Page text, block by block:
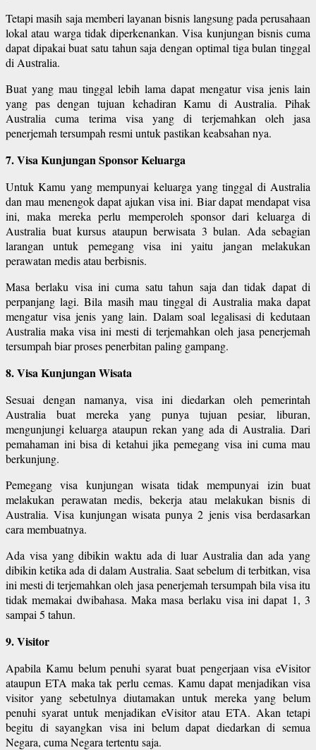
Tetapi masih saja memberi layanan bisnis langsung pada perusahaan
lokal atau warga tidak diperkenankan. Visa kunjungan bisnis cuma
dapat dipakai buat satu tahun saja dengan optimal tiga bulan tinggal
di Australia.
Buat yang mau tinggal lebih lama dapat mengatur visa jenis lain
yang pas dengan tujuan kehadiran Kamu di Australia. Pihak
Australia cuma terima visa yang di terjemahkan oleh jasa
penerjemah tersumpah resmi untuk pastikan keabsahan nya.
7. Visa Kunjungan Sponsor Keluarga
Untuk Kamu yang mempunyai keluarga yang tinggal di Australia
dan mau menengok dapat ajukan visa ini. Biar dapat mendapat visa
ini, maka mereka perlu memperoleh sponsor dari keluarga di
Australia buat kursus ataupun berwisata 3 bulan. Ada sebagian
larangan untuk pemegang visa ini yaitu jangan melakukan
perawatan medis atau berbisnis.
Masa berlaku visa ini cuma satu tahun saja dan tidak dapat di
perpanjang lagi. Bila masih mau tinggal di Australia maka dapat
mengatur visa jenis yang lain. Dalam soal legalisasi di kedutaan
Australia maka visa ini mesti di terjemahkan oleh jasa penerjemah
tersumpah biar proses penerbitan paling gampang.
8. Visa Kunjungan Wisata
Sesuai dengan namanya, visa ini diedarkan oleh pemerintah
Australia buat mereka yang punya tujuan pesiar, liburan,
mengunjungi keluarga ataupun rekan yang ada di Australia. Dari
pemahaman ini bisa di ketahui jika pemegang visa ini cuma mau
berkunjung.
Pemegang visa kunjungan wisata tidak mempunyai izin buat
melakukan perawatan medis, bekerja atau melakukan bisnis di
Australia. Visa kunjungan wisata punya 2 jenis visa berdasarkan
cara membuatnya.
Ada visa yang dibikin waktu ada di luar Australia dan ada yang
dibikin ketika ada di dalam Australia. Saat sebelum di terbitkan, visa
ini mesti di terjemahkan oleh jasa penerjemah tersumpah bila visa itu
tidak memakai dwibahasa. Maka masa berlaku visa ini dapat 1, 3
sampai 5 tahun.
9. Visitor
Apabila Kamu belum penuhi syarat buat pengerjaan visa eVisitor
ataupun ETA maka tak perlu cemas. Kamu dapat menjadikan visa
visitor yang sebetulnya diutamakan untuk mereka yang belum
penuhi syarat untuk menjadikan eVisitor atau ETA. Akan tetapi
begitu di sayangkan visa ini belum dapat diedarkan di semua
Negara, cuma Negara tertentu saja.